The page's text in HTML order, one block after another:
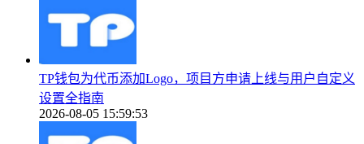
TP钱包为代币添加Logo，项目方申请上线与用户自定义
设置全指南
2026-08-05 15:59:53